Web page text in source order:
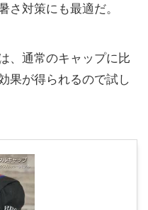
さ対策にも最適だ。
、通常のキャップに比
果が得られるので試し